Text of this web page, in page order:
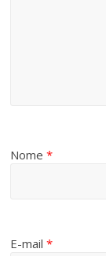
Nome*
E-mail*